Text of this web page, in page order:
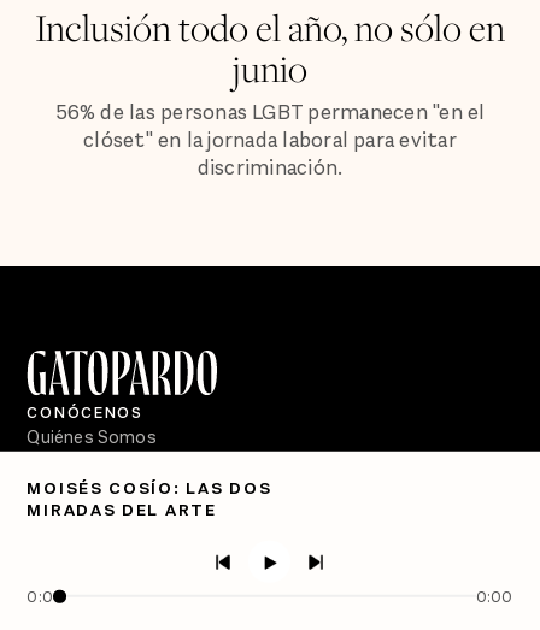
Inclusión todo el año, no sólo en
junio
56% de las personas LGBT permanecen "en el
clóset" en la jornada laboral para evitar
discriminación.
MOISÉS COSÍO: LAS DOS
MIRADAS DEL ARTE
0:00 0:00
CONÓCENOS
Quiénes Somos
PÓDCASTS
Crecer en Distopía